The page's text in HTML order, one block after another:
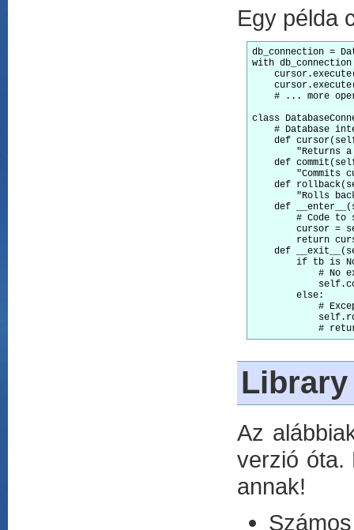
Egy példa
db_connection =
with
# ... more
class
# Database
def
"Returns
def
"Commits
def
"Rolls
def
# Code to
cursor =
return
def
if tb is
# No
        else:
#
Az
verzió óta.
annak!